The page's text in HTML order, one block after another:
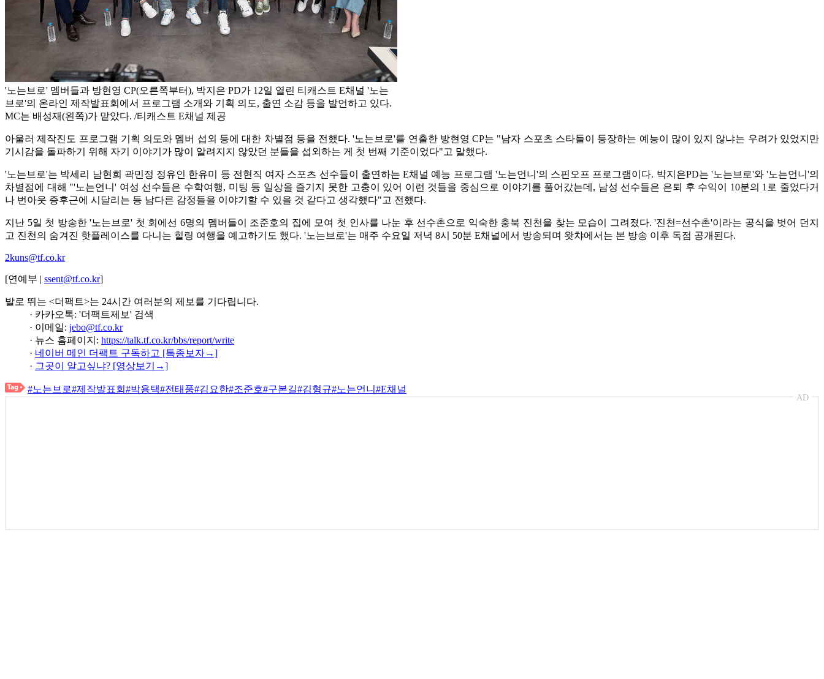
'노는브로' 멤버들과 방현영 CP(오른쪽부터), 박지은 PD가 12일 열린 티캐스트 E채널 '노는
브로'의 온라인 제작발표회에서 프로그램 소개와 기획 의도, 출연 소감 등을 발언하고 있다.
MC는 배성재(왼쪽)가 맡았다. /티캐스트 E채널 제공
아울러 제작진도 프로그램 기획 의도와 멤버 섭외 등에 대한 차별점 등을 전했다. '노는브로'를 연출한 방현영 CP는 "남자 스포츠 스타들이 등장하는 예능이 많이 있지 않냐는 우려가 있었지만
기시감을 돌파하기 위해 자기 이야기가 많이 알려지지 않았던 분들을 섭외하는 게 첫 번째 기준이었다"고 말했다.
'노는브로'는 박세리 남현희 곽민정 정유인 한유미 등 전현직 여자 스포츠 선수들이 출연하는 E채널 예능 프로그램 '노는언니'의 스핀오프 프로그램이다. 박지은PD는 '노는브로'와 '노는언니'의
차별점에 대해 "'노는언니' 여성 선수들은 수학여행, 미팅 등 일상을 즐기지 못한 고충이 있어 이런 것들을 중심으로 이야기를 풀어갔는데, 남성 선수들은 은퇴 후 수익이 10분의 1로 줄었다거
나 번아웃 증후근에 시달리는 등 남다른 감정들을 이야기할 수 있을 것 같다고 생각했다"고 전했다.
지난 5일 첫 방송한 '노는브로' 첫 회에선 6명의 멤버들이 조준호의 집에 모여 첫 인사를 나눈 후 선수촌으로 익숙한 충북 진천을 찾는 모습이 그려졌다. '진천=선수촌'이라는 공식을 벗어 던지
고 진천의 숨겨진 핫플레이스를 다니는 힐링 여행을 예고하기도 했다. '노는브로'는 매주 수요일 저녁 8시 50분 E채널에서 방송되며 왓챠에서는 본 방송 이후 독점 공개된다.
2kuns@tf.co.kr
[연예부 | ssent@tf.co.kr]
발로 뛰는 <더팩트>는 24시간 여러분의 제보를 기다립니다.
· 카카오톡: '더팩트제보' 검색
· 이메일: jebo@tf.co.kr
· 뉴스 홈페이지: https://talk.tf.co.kr/bbs/report/write
· 네이버 메인 더팩트 구독하고 [특종보자→]
· 그곳이 알고싶냐? [영상보기→]
#노는브로#제작발표회 #박용택#전태풍#김요한#조준호#구본길#김형규#노는언니 #E채널
AD